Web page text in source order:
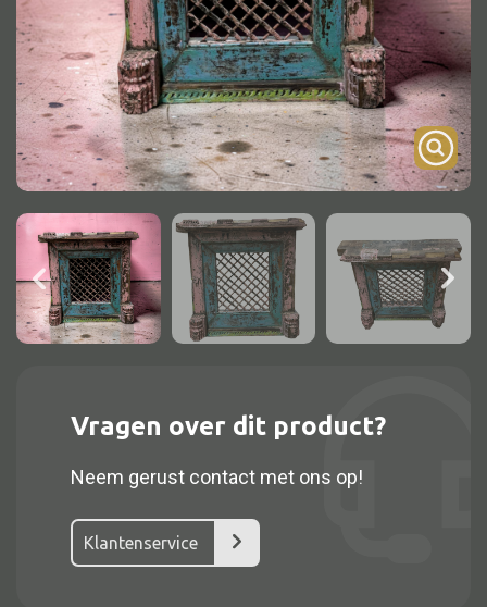
Onderstel
Bartafel
Console
Tafel overig
Alle kasten
Glaskast
Boekenkast
Nachtkast
TV meubel
Vragen over dit product?
Neem gerust contact met ons op!
Klantenservice